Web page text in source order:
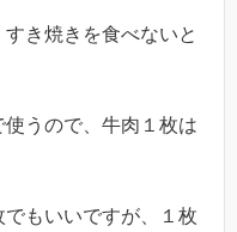
き焼きを食べないと
うので、牛肉１枚は
もいいですが、１枚